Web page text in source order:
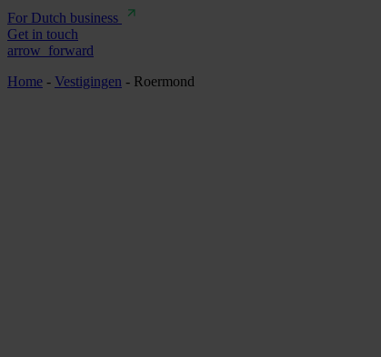
For Dutch business
Get in touch
arrow_forward
Home - Vestigingen - Roermond